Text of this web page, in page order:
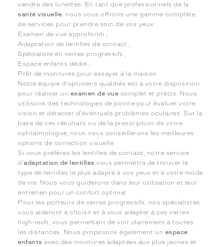
vendre des lunettes. En tant que professionnels de la
santé visuelle , nous vous offrons une gamme complète
de services pour prendre soin de vos yeux :
Examen de vue approfondi ;
Adaptation de lentilles de contact ;
Spécialiste en verres progressifs ;
Espace enfants dédié ;
Prêt de montures pour essayer à la maison.
Notre équipe d'opticiens qualifiés est à votre disposition
pour réaliser un examen de vue complet et précis. Nous
utilisons des technologies de pointe pour évaluer votre
vision et détecter d'éventuels problèmes oculaires. Sur la
base de ces résultats ou de la prescription de votre
ophtalmologue, nous vous conseillerons les meilleures
options de correction visuelle.
Si vous préférez les lentilles de contact, notre service
d'adaptation de lentilles vous permettra de trouver le
type de lentilles le plus adapté à vos yeux et à votre mode
de vie. Nous vous guiderons dans leur utilisation et leur
entretien pour un confort optimal.
Pour les porteurs de verres progressifs, nos spécialistes
vous aideront à choisir et à vous adapter à ces verres
high-tech, vous permettant de voir clairement à toutes
les distances. Nous proposons également un espace
enfants avec des montures adaptées aux plus jeunes et